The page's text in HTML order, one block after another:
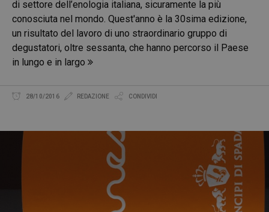
di settore dell’enologia italiana, sicuramente la più
conosciuta nel mondo. Quest'anno è la 30sima edizione,
un risultato del lavoro di uno straordinario gruppo di
degustatori, oltre sessanta, che hanno percorso il Paese
in lungo e in largo
28/10/2016 REDAZIONE CONDIVIDI